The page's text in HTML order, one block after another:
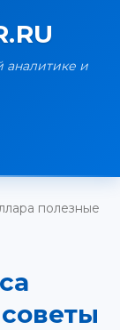
аналитике и
полезные